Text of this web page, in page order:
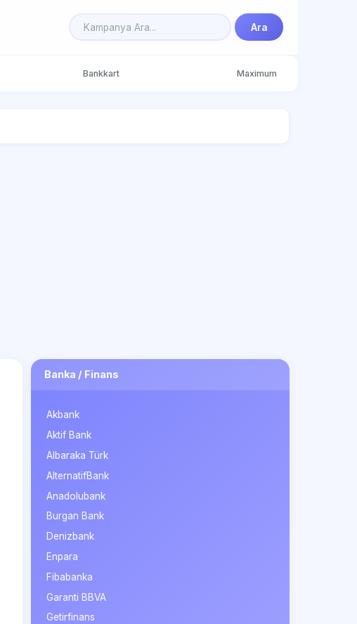
Ara
Bankkart Maximum
Banka / Finans
Akbank
Aktif Bank
Albaraka Türk
AlternatifBank
Anadolubank
Burgan Bank
Denizbank
Enpara
Fibabanka
Garanti BBVA
Getirfinans